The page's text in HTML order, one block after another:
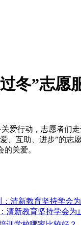
冬”志愿
爱行动，志愿者们
互助、进步”的
关爱。
清新教育坚持学会为